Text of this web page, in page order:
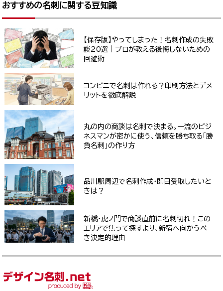
おすすめの名刺に関する豆知識
【保存版】やってしまった！名刺作成の失敗
談20選｜プロが教える後悔しないための
回避術
コンビニで名刺は作れる？印刷方法とデメ
リットを徹底解説
丸の内の商談は名刺で決まる。一流のビジ
ネスマンが密かに使う、信頼を勝ち取る「勝
負名刺」の作り方
品川駅周辺で名刺作成・即日受取したいと
きは？
新橋・虎ノ門で商談直前に名刺切れ！この
エリアで焦って探すより、新宿へ向かうべ
き決定的理由